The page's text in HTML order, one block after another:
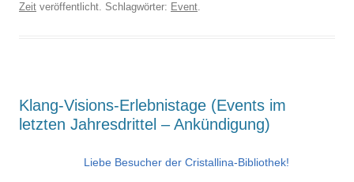
Zeit veröffentlicht. Schlagwörter: Event.
Klang-Visions-Erlebnistage (Events im
letzten Jahresdrittel – Ankündigung)
Liebe Besucher der Cristallina-Bibliothek!